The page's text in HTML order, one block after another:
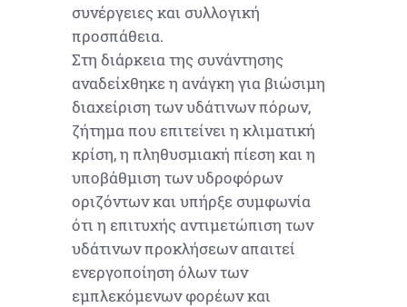
συνέργειες και συλλογική
προσπάθεια.
Στη διάρκεια της συνάντησης
αναδείχθηκε η ανάγκη για βιώσιμη
διαχείριση των υδάτινων πόρων,
ζήτημα που επιτείνει η κλιματική
κρίση, η πληθυσμιακή πίεση και η
υποβάθμιση των υδροφόρων
οριζόντων και υπήρξε συμφωνία
ότι η επιτυχής αντιμετώπιση των
υδάτινων προκλήσεων απαιτεί
ενεργοποίηση όλων των
εμπλεκόμενων φορέων και